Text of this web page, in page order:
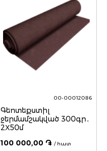
00-00012086
Գեոտեքստիլ
ջերմամշակված 300գր․
2Х50մ
100 000,00 ֏ / հատ